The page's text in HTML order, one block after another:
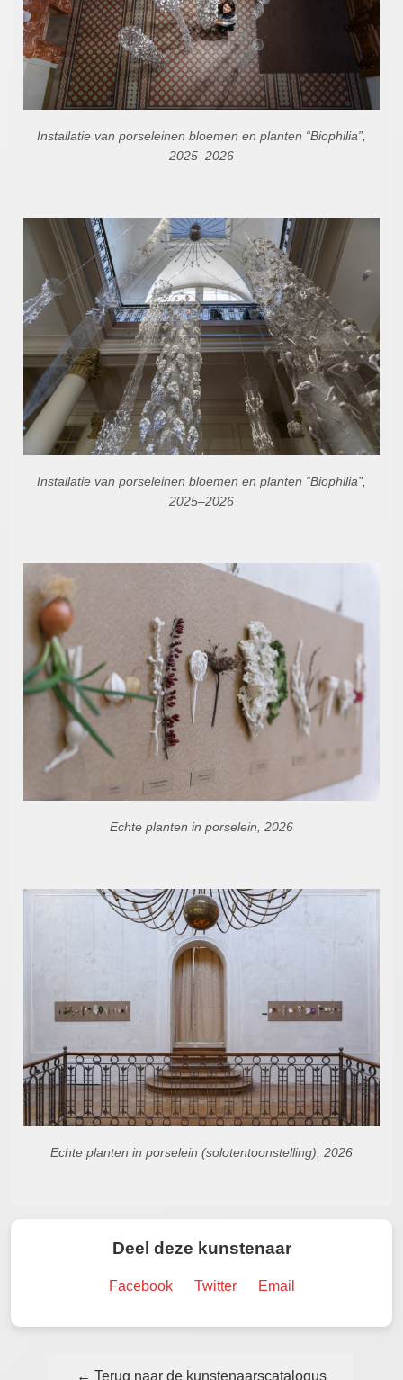
Installatie van porseleinen bloemen en planten “Biophilia”,
2025–2026
Installatie van porseleinen bloemen en planten “Biophilia”,
2025–2026
Echte planten in porselein, 2026
Echte planten in porselein (solotentoonstelling), 2026
Deel deze kunstenaar
Facebook Twitter Email
← Terug naar de kunstenaarscatalogus